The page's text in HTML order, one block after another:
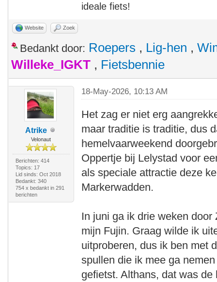
ideale fiets!
Website Zoek
Bedankt door: Roepers , Lig-hen ,
Willeke_IGKT , Fietsbennie
Atrike
Velonaut
Berichten: 414
Topics: 17
Lid sinds: Oct 2018
Bedankt: 340
754 x bedankt in 291
berichten
18-May-2026, 10:13 AM
Het zag er niet erg
maar traditie is traditie, dus
hemelvaarweekend
Oppertje bij Lelystad voor
als speciale attractie deze
Markerwadden.
In juni ga ik drie weken
mijn Fujin. Graag wilde ik
uitproberen, dus ik ben met
spullen die ik mee ga
gefietst. Althans, dat was